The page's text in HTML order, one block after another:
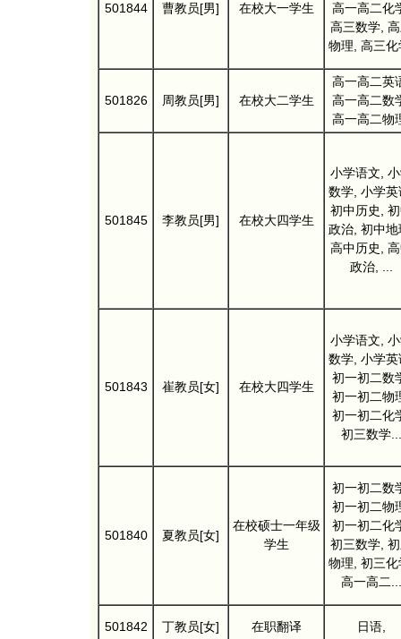
501844 曹教员[男] 在校大一学生
高一高二化
高三数学,
物理, 高三化
501826 周教员[男] 在校大二学生
高一高二英
高一高二数
高一高二物
501845 李教员[男] 在校大四学生
小学语文,
数学, 小学英
初中历史,
政治, 初中地
高中历史,
政治, ...
501843 崔教员[女] 在校大四学生
小学语文,
数学, 小学英
初一初二数
初一初二物
初一初二化
初三数学...
501840 夏教员[女]
在校硕士一年级
学生
初一初二数
初一初二物
初一初二化
初三数学,
物理, 初三化
高一高二...
501842 丁教员[女] 在职翻译 日语,